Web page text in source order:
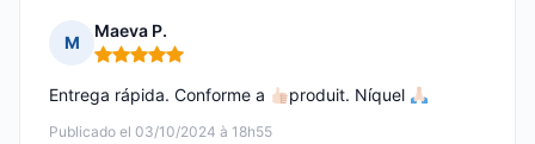
M
Maeva P.
Nota: 5 de 5
Publicado el 03/10/2024 à 18h55
Entrega rápida. Conforme a produit. Níquel